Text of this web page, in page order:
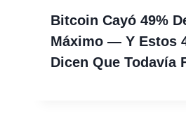
Bitcoin Cayó 49%
Máximo — Y Estos
Dicen Que Todavía